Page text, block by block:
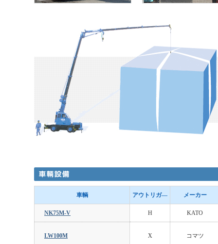
車輌 アウトリガ― メーカー
NK75M-V H KATO
LW100M X コマツ